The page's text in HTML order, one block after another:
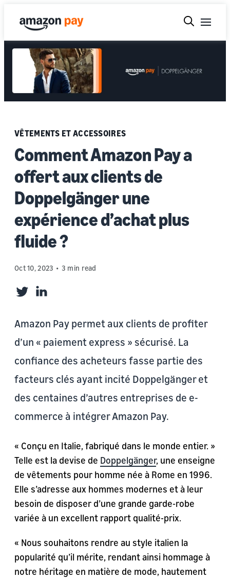
VÊTEMENTS ET ACCESSOIRES
Comment Amazon Pay a
offert aux clients de
Doppelgänger une
expérience d’achat plus
fluide ?
Oct 10, 2023 3 min read
TwitterLinkedIn
Amazon Pay permet aux clients de profiter
d’un « paiement express » sécurisé. La
confiance des acheteurs fasse partie des
facteurs clés ayant incité Doppelgänger et
des centaines d’autres entreprises de e-
commerce à intégrer Amazon Pay.
« Conçu en Italie, fabriqué dans le monde entier. »
Telle est la devise de Doppelgänger, une enseigne
de vêtements pour homme née à Rome en 1996.
Elle s’adresse aux hommes modernes et à leur
besoin de disposer d’une grande garde-robe
variée à un excellent rapport qualité-prix.
« Nous souhaitons rendre au style italien la
popularité qu’il mérite, rendant ainsi hommage à
notre héritage en matière de mode, hautement